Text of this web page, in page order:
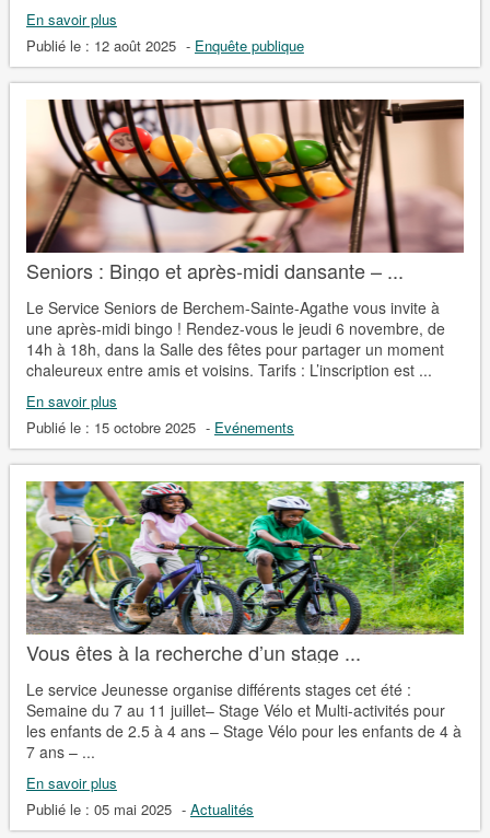
En savoir plus
Publié le : 12 août 2025 - Enquête publique
Seniors : Bingo et après-midi dansante – ...
Le Service Seniors de Berchem-Sainte-Agathe vous invite à
une après-midi bingo ! Rendez-vous le jeudi 6 novembre, de
14h à 18h, dans la Salle des fêtes pour partager un moment
chaleureux entre amis et voisins. Tarifs : L’inscription est ...
En savoir plus
Publié le : 15 octobre 2025 - Evénements
Vous êtes à la recherche d’un stage ...
Le service Jeunesse organise différents stages cet été :
Semaine du 7 au 11 juillet– Stage Vélo et Multi-activités pour
les enfants de 2.5 à 4 ans – Stage Vélo pour les enfants de 4 à
7 ans – ...
En savoir plus
Publié le : 05 mai 2025 - Actualités